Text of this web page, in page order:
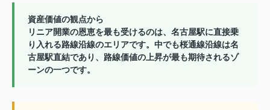
資産価値の観点から
リニア開業の恩恵を最も受けるのは、名古屋駅に直接乗
り入れる路線沿線のエリアです。中でも桜通線沿線は名
古屋駅直結であり、路線価値の上昇が最も期待されるゾ
ーンの一つです。